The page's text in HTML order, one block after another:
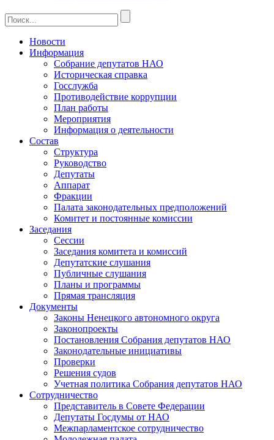
Новости
Информация
Собрание депутатов НАО
Историческая справка
Госслужба
Противодействие коррупции
План работы
Мероприятия
Информация о деятельности
Состав
Структура
Руководство
Депутаты
Аппарат
Фракции
Палата законодательных предположений
Комитет и постоянные комиссии
Заседания
Сессии
Заседания комитета и комиссий
Депутатские слушания
Публичные слушания
Планы и программы
Прямая трансляция
Документы
Законы Ненецкого автономного округа
Законопроекты
Постановления Собрания депутатов НАО
Законодательные инициативы
Проверки
Решения судов
Учетная политика Собрания депутатов НАО
Сотрудничество
Представитель в Совете Федерации
Депутаты Госдумы от НАО
Межпарламентское сотрудничество